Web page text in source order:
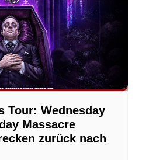
Tour: Wednesday
Massacre
zurück nach